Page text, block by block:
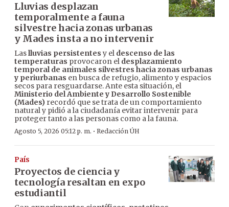
Lluvias desplazan
temporalmente a fauna
silvestre hacia zonas urbanas
y Mades insta a no intervenir
Laslluvias persistentes y el descenso de las
temperaturas provocaron el desplazamiento
temporal de animales silvestres hacia zonas urbanas
y periurbanas en busca de refugio, alimento y espacios
secos para resguardarse. Ante esta situación, el
Ministerio del Ambiente y Desarrollo Sostenible
(Mades) recordó que se trata de un comportamiento
natural y pidió a la ciudadanía evitar intervenir para
proteger tanto a las personas como a la fauna.
Agosto 5, 2026 05:12 p. m. · Redacción ÚH
País
Proyectos de ciencia y
tecnología resaltan en expo
estudiantil